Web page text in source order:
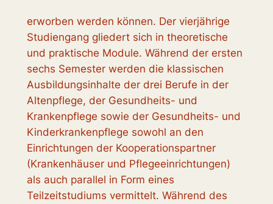
erworben werden können. Der vierjährige
Studiengang gliedert sich in theoretische
und praktische Module. Während der ersten
sechs Semester werden die klassischen
Ausbildungsinhalte der drei Berufe in der
Altenpflege, der Gesundheits- und
Krankenpflege sowie der Gesundheits- und
Kinderkrankenpflege sowohl an den
Einrichtungen der Kooperationspartner
(Krankenhäuser und Pflegeeinrichtungen)
als auch parallel in Form eines
Teilzeitstudiums vermittelt. Während des